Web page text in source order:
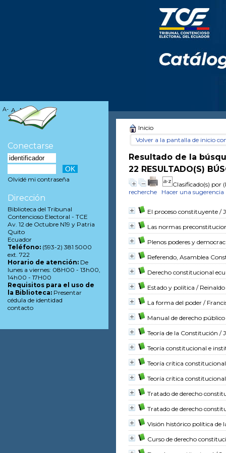
Inicio
Volver a la pantalla de inicio
Resultado de la
22 RESULTADO(S)
Clasificado(s) por
recherche
Hacer una sugerencia
El proceso constituyente /
Las normas
Plenos poderes y
Referendo, Asamblea
Derecho constitucional
Estado y política /
La forma del poder /
Manual de derecho público
Teoría de la Constitución /
Teoría constitucional e
Teoría crítica constitucional
Teoría crítica constitucional
Tratado de derecho
Tratado de derecho
Visión histórico política de
Curso de derecho
A- A A+
Conectarse
Olvidé mi contraseña
Dirección
Biblioteca del Tribunal
Contencioso Electoral - TCE
Av. 12 de Octubre N19 y Patria
Quito
Ecuador
Teléfono: (593-2) 381 5000
ext. 722
Horario de atención: De
lunes a viernes: 08H00 - 13h00,
14h00 - 17H00
Requisitos para el uso de
la Biblioteca: Presentar
cédula de identidad
contacto